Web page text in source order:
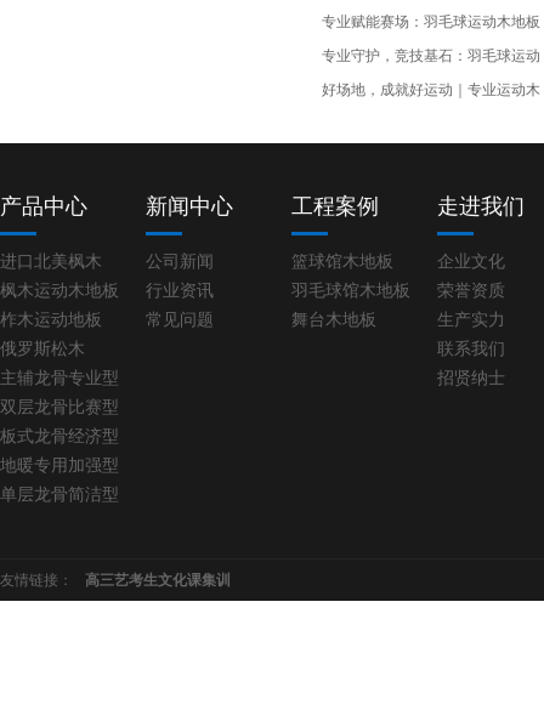
板式龙骨经济训练型
专业赋能赛场：羽毛球运动木地板
专业守护，竞技基石：羽毛球运动
好场地，成就好运动｜专业运动木
产品中心
进口北美枫木
枫木运动木地板
柞木运动地板
俄罗斯松木
主辅龙骨专业型
双层龙骨比赛型
板式龙骨经济型
地暖专用加强型
单层龙骨简洁型
新闻中心
公司新闻
行业资讯
常见问题
工程案例
篮球馆木地板
羽毛球馆木地板
舞台木地板
走进我们
企业文化
荣誉资质
生产实力
联系我们
招贤纳士
友情链接： 高三艺考生文化课集训